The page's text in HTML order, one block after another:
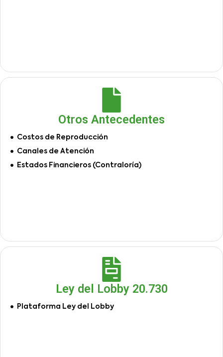
Otros Antecedentes
Costos de Reproducción
Canales de Atención
Estados Financieros (Contraloría)
Ley del Lobby 20.730
Plataforma Ley del Lobby